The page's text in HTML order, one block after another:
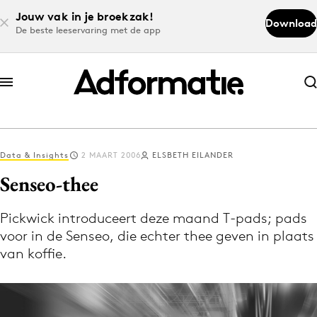
Jouw vak in je broekzak!
De beste leeservaring met de app
Download
Abonneer nu
Abonneer nu
Log in
Download de app
Volg het laatste nieuws via de Adformatie
Data & Insights 2 MAART 2006 ELSBETH EILANDER
Senseo-thee
Pickwick introduceert deze maand T-pads; pads
voor in de Senseo, die echter thee geven in plaats
van koffie.